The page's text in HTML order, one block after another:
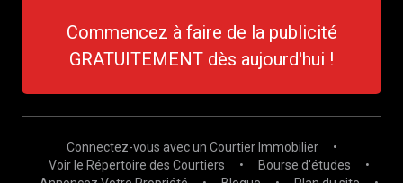
Commencez à faire de la publicité
GRATUITEMENT dès aujourd'hui !
Connectez-vous avec un Courtier Immobilier
•
Voir le Répertoire des Courtiers
• Bourse d'études
•